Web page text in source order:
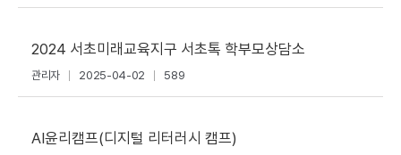
2024 서초미래교육지구 서초톡 학부모상담소
관리자 2025-04-02 589
AI윤리캠프(디지털 리터러시 캠프)